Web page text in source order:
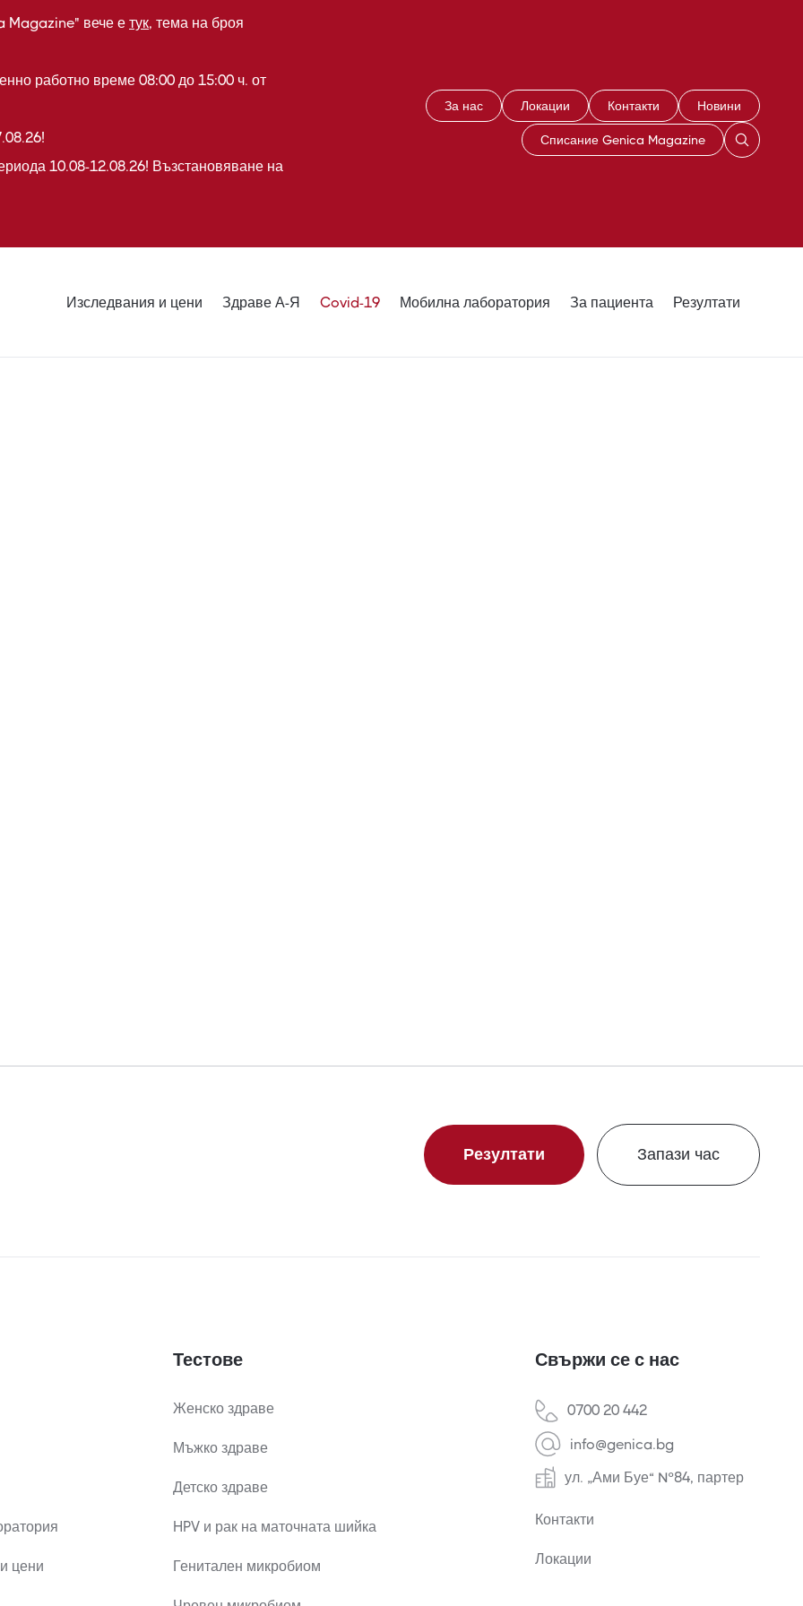
Magazine" вече е тук, тема на броя
работно време 08:00 до 15:00 ч. от
10.08-12.08.26! Възстановяване на
За нас Локации Контакти Новини
Списание Genica Magazine
Изследвания и цени Здраве А-Я Covid-19 Мобилна лаборатория За пациента Резултати
Резултати Запази час
цени
Тестове
Женско здраве
Мъжко здраве
Детско здраве
HPV и рак на маточната шийка
Генитален микробиом
Свържи се с нас
0700 20 442
info@genica.bg
ул. „Ами Буе“ №84, партер
Контакти
Локации